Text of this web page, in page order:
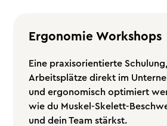
Ergonomie Workshops
Eine praxisorientierte
Arbeitsplätze direkt im
und ergonomisch optimiert
wie du Muskel-Skelett-
und dein Team stärkst.